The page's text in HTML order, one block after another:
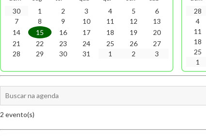
30 1 2 3 4 5
6
7
8 9 10 11 12
13
14
15 16 17 18 19
20
21
22 23 24 25 26
27
28
29 30 31 1 2 3
28
4
11
18
25
1
2 evento(s)